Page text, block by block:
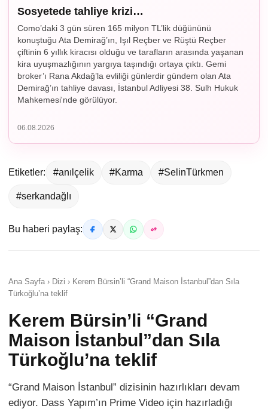
Sosyetede tahliye krizi…
Como’daki 3 gün süren 165 milyon TL’lik düğününü
konuştuğu Ata Demirağ’ın, Işıl Reçber ve Rüştü Reçber
çiftinin 6 yıllık kiracısı olduğu ve tarafların arasında yaşanan
kira uyuşmazlığının yargıya taşındığı ortaya çıktı. Gemi
broker’ı Rana Akdağ’la evliliği günlerdir gündem olan Ata
Demirağ’ın tahliye davası, İstanbul Adliyesi 38. Sulh Hukuk
Mahkemesi'nde görülüyor.
06.08.2026
Etiketler: #anılçelik #Karma #SelinTürkmen
#serkandağlı
Bu haberi paylaş:
Ana Sayfa › Dizi › Kerem Bürsin’li “Grand Maison İstanbul”dan Sıla
Türkoğlu’na teklif
Kerem Bürsin’li “Grand
Maison İstanbul”dan Sıla
Türkoğlu’na teklif
“Grand Maison İstanbul” dizisinin hazırlıkları devam
ediyor. Dass Yapım’ın Prime Video için hazırladığı